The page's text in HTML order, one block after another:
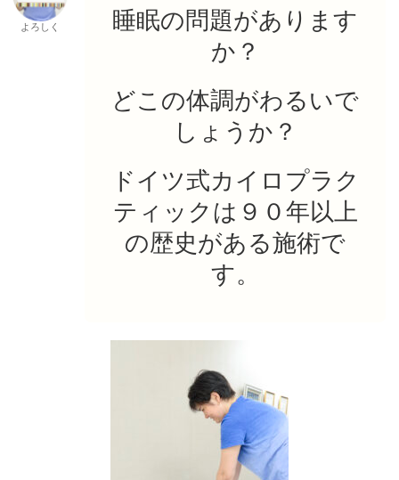
よろしく
睡眠の問題があります
か？
どこの体調がわるいで
しょうか？
ドイツ式カイロプラク
ティックは９０年以上
の歴史がある施術で
す。